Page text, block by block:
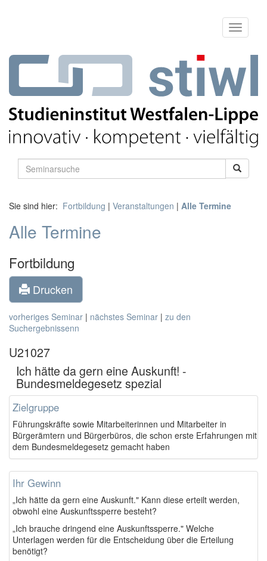
Sie sind hier: Fortbildung | Veranstaltungen | Alle Termine
Alle Termine
Fortbildung
Drucken
vorheriges Seminar | nächstes Seminar | zu den
Suchergebnissenn
U21027
Ich hätte da gern eine Auskunft! -
Bundesmeldegesetz spezial
Zielgruppe
Führungskräfte sowie Mitarbeiterinnen und Mitarbeiter in
Bürgerämtern und Bürgerbüros, die schon erste Erfahrungen mit
dem Bundesmeldegesetz gemacht haben
Ihr Gewinn
„Ich hätte da gern eine Auskunft." Kann diese erteilt werden,
obwohl eine Auskunftssperre besteht?
„Ich brauche dringend eine Auskunftssperre." Welche
Unterlagen werden für die Entscheidung über die Erteilung
benötigt?